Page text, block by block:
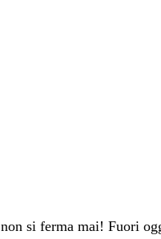
non si ferma mai! Fuori